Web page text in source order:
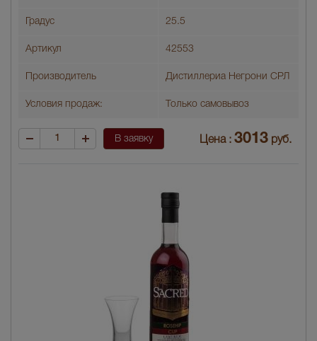
Градус 25.5
Артикул 42553
Производитель Дистиллериа Негрони СРЛ
Условия продаж: Только самовывоз
В заявку Цена : 3013 руб.